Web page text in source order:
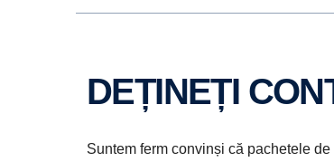
DEȚINEȚI
Suntem ferm convinși că pachetele